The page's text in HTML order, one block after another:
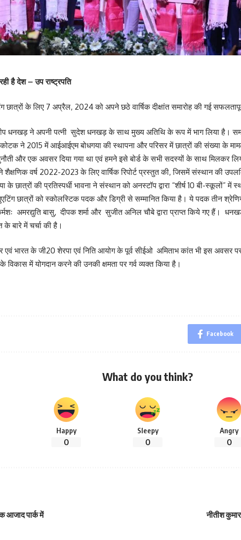
है देश – उप राष्ट्रपति
छात्रों के लिए 7 अप्रैल, 2024 को अपने छठे वार्षिक दीक्षांत समारोह की गई
धनखड़ ने अपनी पत्नी सुदेश धनखड़ के साथ मुख्य अतिथि के रूप में भाग लिया है।
कोटक ने 2015 में आईआईएम बोधगया की स्थापना और परिसर में छात्रों की संख्या के
और एक अवसर दिया गया था एवं हमने इसे बोर्ड के सभी सदस्यों के साथ मिलकर
शैक्षणिक वर्ष 2022-2023 के लिए वार्षिक रिपोर्ट प्रस्तुत की, जिसमें संस्थान की
छात्रों की प्रतिस्पर्धी भावना ने संस्थान को अनस्टॉप द्वारा “शीर्ष 10 बी-
छात्रों को स्कोलस्टिक पदक और डिग्री से सम्मानित किया है। ये पदक तीन
अमरद्युति बासु, दीपक शर्मा और सुजीत अनिल चौबे द्वारा प्राप्त किये गए हैं।
के बारे में चर्चा की है।
एवं भारत के जी20 शेरपा एवं निति आयोग के पूर्व सीईओ अमिताभ कांत भी इस
विकास में योगदान करने की उनकी क्षमता पर गर्व व्यक्त किया है।
Facebook
What do you think?
Happy
0
Sleepy
0
Angry
0
आजाद पार्क में नीतीश